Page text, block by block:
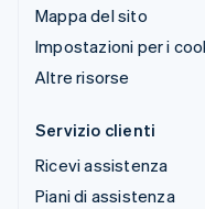
Mappa del sito
Impostazioni per i
Altre risorse
Servizio clienti
Ricevi assistenza
Piani di assistenza